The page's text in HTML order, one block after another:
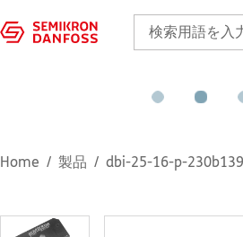
Home 製品 dbi-25-16-p-